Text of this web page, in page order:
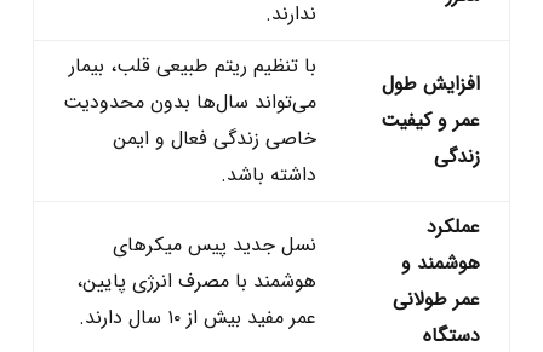
ندارند.
افزایش طول
عمر و کیفیت
زندگی
با تنظیم ریتم طبیعی قلب، بیمار
می‌تواند سال‌ها بدون محدودیت
خاصی زندگی فعال و ایمن
داشته باشد.
عملکرد
هوشمند و
عمر طولانی
دستگاه
نسل جدید پیس‌ میکرهای
هوشمند با مصرف انرژی پایین،
عمر مفید بیش از ۱۰ سال دارند.